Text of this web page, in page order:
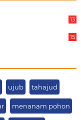
13
15
ujub tahajud
menanam pohon